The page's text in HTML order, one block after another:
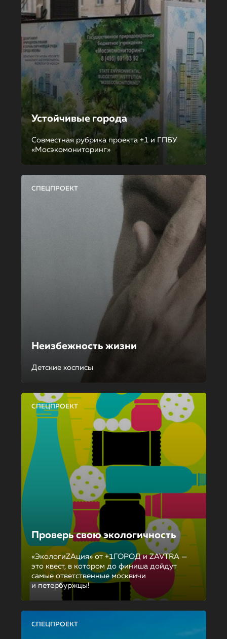
Устойчивые города
Совместная рубрика проекта +1 и ГПБУ
«Мосэкомониторинг»
СПЕЦПРОЕКТ
Неизбежность жизни
Детские хосписы
СПЕЦПРОЕКТ
Проверь свою экологичность
«ЭкологиZAция» от +1ГОРОД и ZAVTRA —
это квест, в котором до финиша дойдут
самые ответственные москвичи
и петербуржцы!
СПЕЦПРОЕКТ